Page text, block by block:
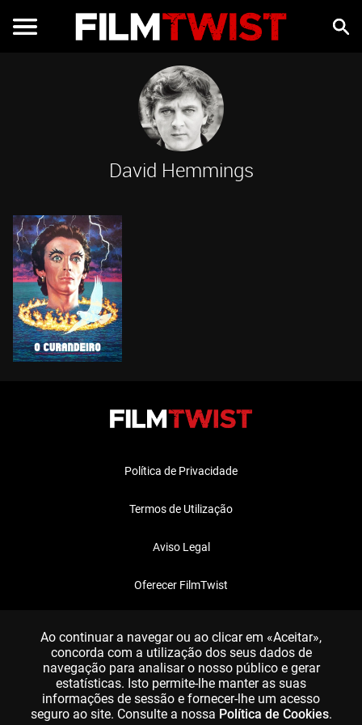
David Hemmings
Política de Privacidade
Termos de Utilização
Aviso Legal
Oferecer FilmTwist
Ao continuar a navegar ou ao clicar em «Aceitar»,
concorda com a utilização dos seus dados de
navegação para analisar o nosso público e gerar
estatísticas. Isto permite-lhe manter as suas
informações de sessão e fornecer-lhe um acesso
seguro ao site. Consulte a nossa Política de Cookies.